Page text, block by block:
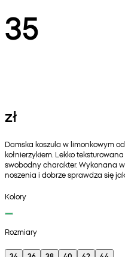
35
zł
Damska koszula w limonkowym
kołnierzykiem. Lekko
swobodny charakter. Wykonana
noszenia i dobrze sprawdza się
Kolory
Rozmiary